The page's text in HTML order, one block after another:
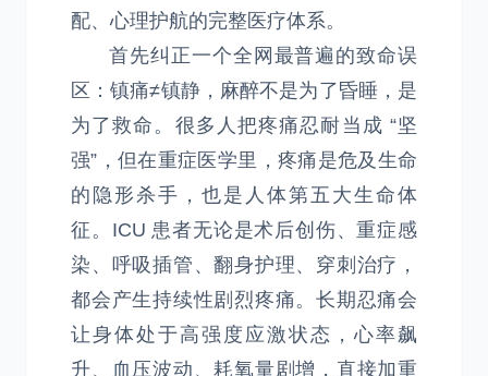
配、心理护航的完整医疗体系。
首先纠正一个全网最普遍的致命误
区：镇痛≠镇静，麻醉不是为了昏睡，是
为了救命。很多人把疼痛忍耐当成 “坚
强”，但在重症医学里，疼痛是危及生命
的隐形杀手，也是人体第五大生命体
征。ICU 患者无论是术后创伤、重症感
染、呼吸插管、翻身护理、穿刺治疗，
都会产生持续性剧烈疼痛。长期忍痛会
让身体处于高强度应激状态，心率飙
升、血压波动、耗氧量剧增，直接加重